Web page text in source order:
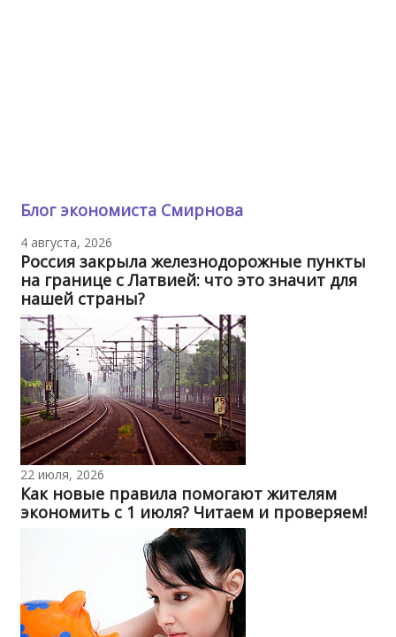
Блог экономиста Смирнова
4 августа, 2026
Россия закрыла железнодорожные пункты
на границе с Латвией: что это значит для
нашей страны?
22 июля, 2026
Как новые правила помогают жителям
экономить с 1 июля? Читаем и проверяем!